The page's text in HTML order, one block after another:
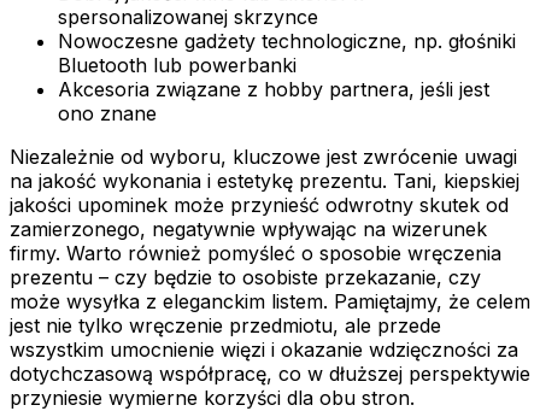
spersonalizowanej skrzynce
Nowoczesne gadżety technologiczne, np. głośniki
Bluetooth lub powerbanki
Akcesoria związane z hobby partnera, jeśli jest
ono znane
Niezależnie od wyboru, kluczowe jest zwrócenie uwagi
na jakość wykonania i estetykę prezentu. Tani, kiepskiej
jakości upominek może przynieść odwrotny skutek od
zamierzonego, negatywnie wpływając na wizerunek
firmy. Warto również pomyśleć o sposobie wręczenia
prezentu – czy będzie to osobiste przekazanie, czy
może wysyłka z eleganckim listem. Pamiętajmy, że celem
jest nie tylko wręczenie przedmiotu, ale przede
wszystkim umocnienie więzi i okazanie wdzięczności za
dotychczasową współpracę, co w dłuższej perspektywie
przyniesie wymierne korzyści dla obu stron.